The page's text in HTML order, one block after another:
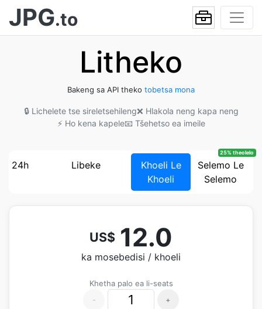
JPG.to
Litheko
Bakeng sa API theko tobetsa mona
🔒 Lichelete tse sireletsehileng❌ Hlakola neng kapa neng
⚡ Ho kena kapele📧 Tšehetso ea imeile
24h Libeke
Khoeli Le
Khoeli
Selemo Le
Selemo
25% theolelo
US$ 12.0
ka mosebedisi / khoeli
Khetha palo ea li-seats
-
+